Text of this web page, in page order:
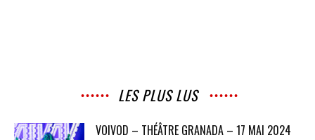
LES PLUS LUS
VOIVOD – THÉÂTRE GRANADA – 17 MAI 2024